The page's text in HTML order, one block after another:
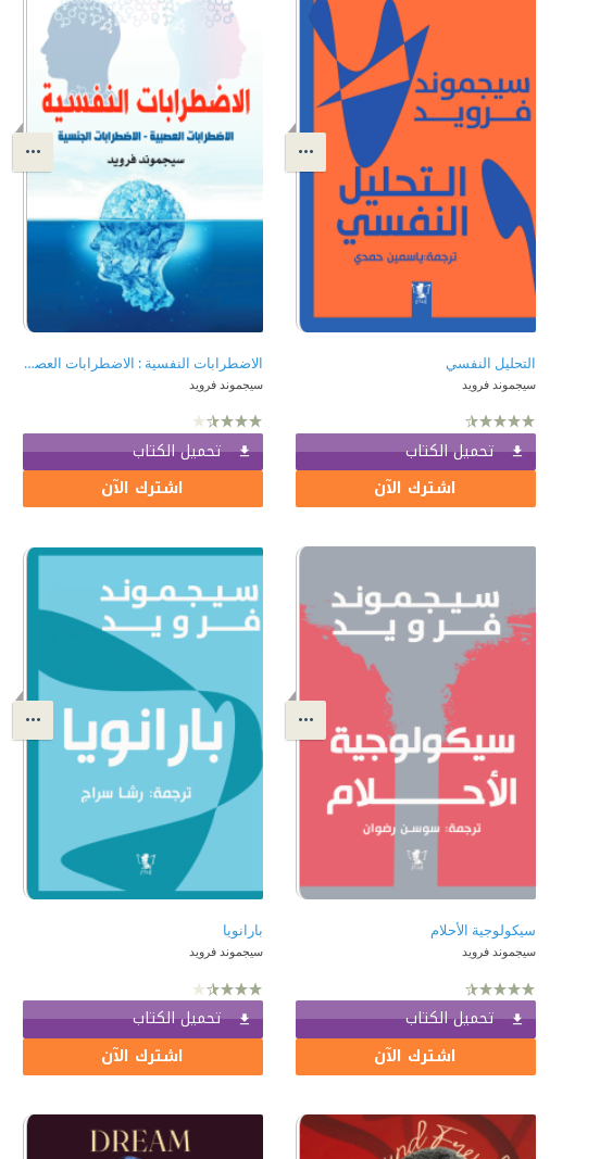
التحليل النفسي
سيجموند فرويد
تحميل الكتاب
اشترك الآن
الاضطرابات النفسية : الاضطرابات العصبية - الاضطرابات الجنسية
سيجموند فرويد
تحميل الكتاب
اشترك الآن
سيكولوجية الأحلام
سيجموند فرويد
تحميل الكتاب
اشترك الآن
بارانويا
سيجموند فرويد
تحميل الكتاب
اشترك الآن